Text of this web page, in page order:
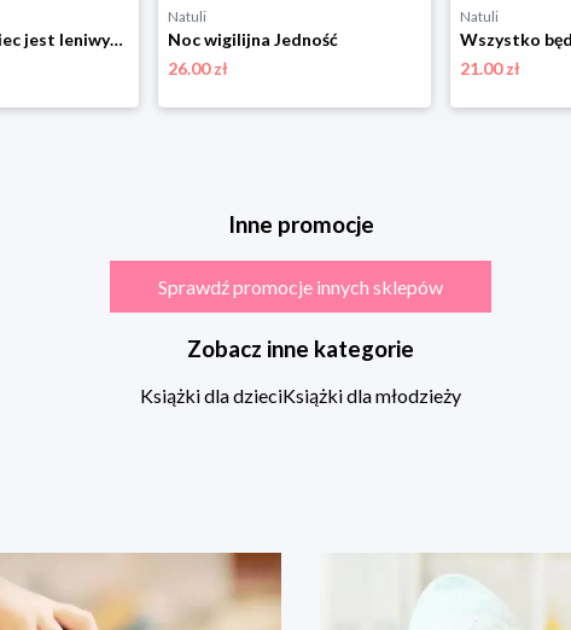
Dlaczego leniwiec jest leniwy? Odlotowe fakty o zwierzętach. Quiz przyrodniczy Jedność
Natuli
Noc wigilijna Jedność
26.00 zł
Natuli
21.00 zł
Inne promocje
Sprawdź promocje innych sklepów
Zobacz inne kategorie
Książki dla dzieciKsiążki dla młodzieży